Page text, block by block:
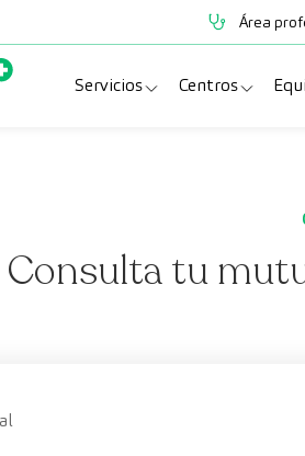
Área
Servicios
Chequeos y revisiones
Centros
Paracelso
Centros
Consulta tu